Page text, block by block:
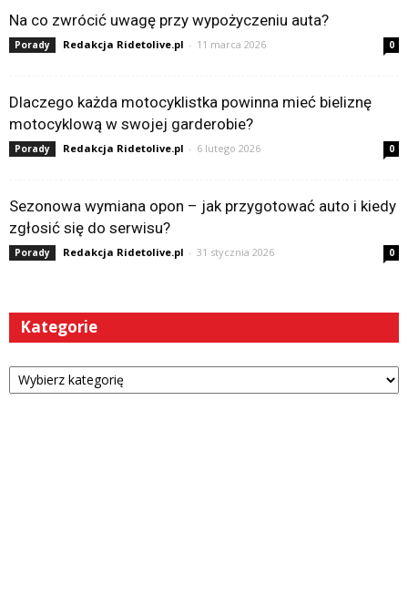
Na co zwrócić uwagę przy wypożyczeniu auta?
Porady Redakcja Ridetolive.pl - 11 marca 2026 0
Dlaczego każda motocyklistka powinna mieć bieliznę
motocyklową w swojej garderobie?
Porady Redakcja Ridetolive.pl - 6 lutego 2026 0
Sezonowa wymiana opon – jak przygotować auto i kiedy
zgłosić się do serwisu?
Porady Redakcja Ridetolive.pl - 31 stycznia 2026 0
Kategorie
Kategorie